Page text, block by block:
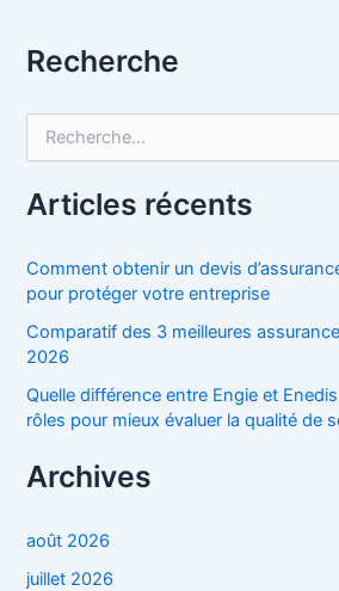
Recherche
h
e
c
h
r
:
Articles récents
Comment obtenir un devis
pour protéger votre entreprise
Comparatif des 3 meilleures
2026
Quelle différence entre Engie et
rôles pour mieux évaluer la qualité de
Archives
août 2026
juillet 2026